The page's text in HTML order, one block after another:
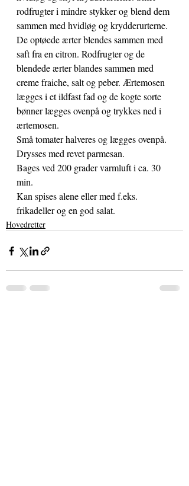
rodfrugter i mindre stykker og blend dem
sammen med hvidløg og krydderurterne.
De optøede ærter blendes sammen med
saft fra en citron. Rodfrugter og de
blendede ærter blandes sammen med
creme fraiche, salt og peber. Ærtemosen
lægges i et ildfast fad og de kogte sorte
bønner lægges ovenpå og trykkes ned i
ærtemosen.
Små tomater halveres og lægges ovenpå.
Drysses med revet parmesan.
Bages ved 200 grader varmluft i ca. 30
min.
Kan spises alene eller med f.eks.
frikadeller og en god salat.
Hovedretter